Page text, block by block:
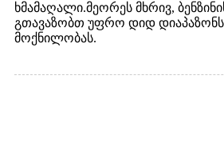
ხმამაღალი.მეორეს მხრივ,
გთავაზობთ უფრო დიდ
მოქნილობას.